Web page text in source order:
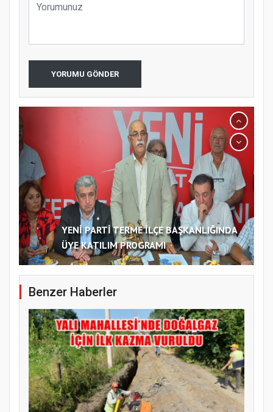
YORUMU GÖNDER
YENİ PARTİ TERME İLÇE BAŞKANLIĞINDA
ÜYE KATILIM PROGRAMI
Benzer Haberler